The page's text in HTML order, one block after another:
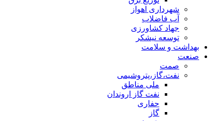
شهرداری اهواز
آب فاضلاب
جهاد کشاورزی
توسعه نیشکر
بهداشت و سلامت
صنعت
صمت
نفت،گاز،پتروشیمی
ملی مناطق
نفت گاز اروندان
حفاری
گاز